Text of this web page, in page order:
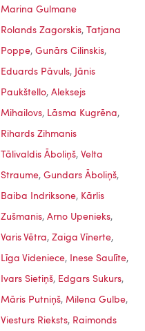
Marina Gulmane
Rolands Zagorskis, Tatjana
Poppe, Gunārs Cilinskis,
Eduards Pāvuls, Jānis
Paukštello, Aleksejs
Mihailovs, Lāsma Kugrēna,
Rihards Zihmanis
Tālivaldis Āboliņš, Velta
Straume, Gundars Āboliņš,
Baiba Indriksone, Kārlis
Zušmanis, Arno Upenieks,
Varis Vētra, Zaiga Vīnerte,
Līga Videniece, Inese Saulīte,
Ivars Sietiņš, Edgars Sukurs,
Māris Putniņš, Milena Gulbe,
Viesturs Rieksts, Raimonds